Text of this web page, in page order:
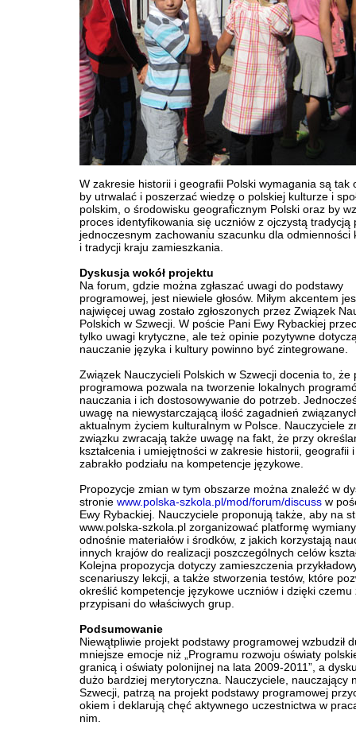
W zakresie historii i geografii Polski wymagania są tak
by utrwalać i poszerzać wiedzę o polskiej kulturze i
polskim, o środowisku geograficznym Polski oraz by
proces identyfikowania się uczniów z ojczystą tradycją
jednoczesnym zachowaniu szacunku dla odmienności
i tradycji kraju zamieszkania.
Dyskusja wokół projektu
Na forum, gdzie można zgłaszać uwagi do podstawy
programowej, jest niewiele głosów. Miłym akcentem
najwięcej uwag zostało zgłoszonych przez Związek
Polskich w Szwecji. W poście Pani Ewy Rybackiej
tylko uwagi krytyczne, ale też opinie pozytywne
nauczanie języka i kultury powinno być zintegrowane.
Związek Nauczycieli Polskich w Szwecji docenia to, że
programowa pozwala na tworzenie lokalnych
nauczania i ich dostosowywanie do potrzeb.
uwagę na niewystarczającą ilość zagadnień
aktualnym życiem kulturalnym w Polsce. Nauczyciele
związku zwracają także uwagę na fakt, że przy
kształcenia i umiejętności w zakresie historii, geografii
zabrakło podziału na kompetencje językowe.
Propozycje zmian w tym obszarze można znaleźć w
stronie www.polska-szkola.pl/mod/forum/discuss w
Ewy Rybackiej. Nauczyciele proponują także, aby na
www.polska-szkola.pl zorganizować platformę
odnośnie materiałów i środków, z jakich korzystają
innych krajów do realizacji poszczególnych celów
Kolejna propozycja dotyczy zamieszczenia
scenariuszy lekcji, a także stworzenia testów, które
określić kompetencje językowe uczniów i dzięki czemu
przypisani do właściwych grup.
Podsumowanie
Niewątpliwie projekt podstawy programowej wzbudził
mniejsze emocje niż „Programu rozwoju oświaty
granicą i oświaty polonijnej na lata 2009-2011”, a
dużo bardziej merytoryczna. Nauczyciele, nauczający
Szwecji, patrzą na projekt podstawy programowej
okiem i deklarują chęć aktywnego uczestnictwa w
nim.